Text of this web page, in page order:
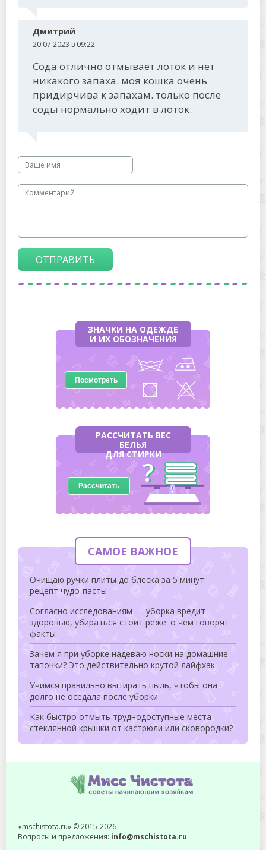
Дмитрий
20.07.2023 в 09:22
Сода отлично отмывает лоток и нет
никакого запаха. моя кошка очень
придирчива к запахам. только после
соды нормально ходит в лоток.
ОТПРАВИТЬ
ЗНАЧКИ НА ОДЕЖДЕ
И ИХ ОБОЗНАЧЕНИЯ
Посмотреть
РАССЧИТАТЬ ВЕС
БЕЛЬЯ
ДЛЯ СТИРКИ
Рассчитать
САМОЕ ВАЖНОЕ
Очищаю ручки плиты до блеска за 5 минут:
рецепт чудо-пасты
Согласно исследованиям — уборка вредит
здоровью, убираться стоит реже: о чём говорят
факты
Зачем я при уборке надеваю носки на домашние
тапочки? Это действительно крутой лайфхак
Учимся правильно вытирать пыль, чтобы она
долго не оседала после уборки
Как быстро отмыть труднодоступные места
стеклянной крышки от кастрюли или сковородки?
«mschistota.ru» © 2015-2026
Вопросы и предложения: info@mschistota.ru